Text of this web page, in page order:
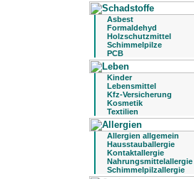
Asbest
Formaldehyd
Holzschutzmittel
Schimmelpilze
PCB
Kinder
Lebensmittel
Kfz-Versicherung
Kosmetik
Textilien
Allergien allgemein
Hausstauballergie
Kontaktallergie
Nahrungsmittelallergie
Schimmelpilzallergie